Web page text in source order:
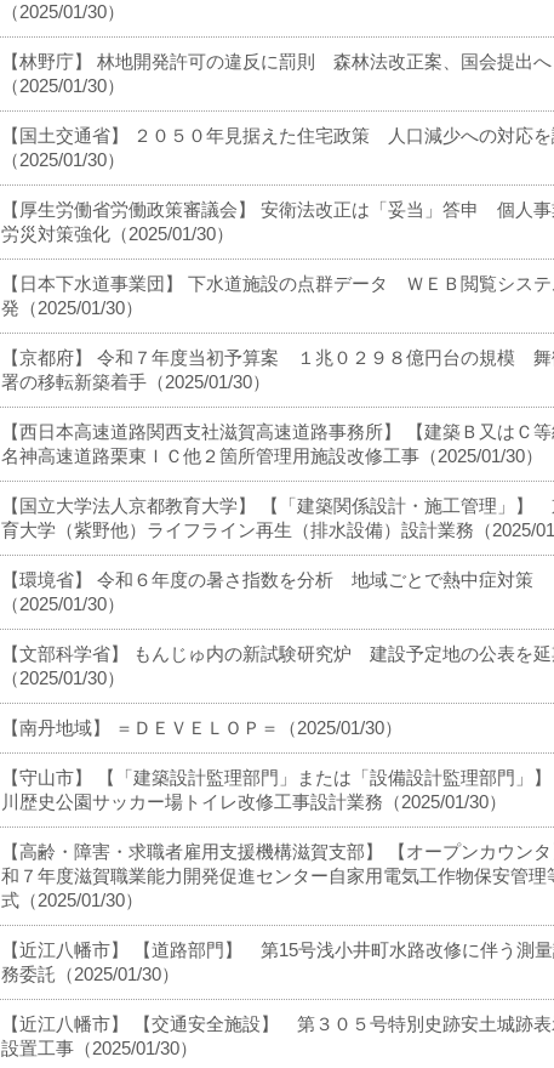
（2025/01/30）
【林野庁】 林地開発許可の違反に罰則 森林法改正案、国会提出へ
（2025/01/30）
【国土交通省】 ２０５０年見据えた住宅政策 人口減少への対応
（2025/01/30）
【厚生労働省労働政策審議会】 安衛法改正は「妥当」答申 個人
労災対策強化（2025/01/30）
【日本下水道事業団】 下水道施設の点群データ ＷＥＢ閲覧シス
発（2025/01/30）
【京都府】 令和７年度当初予算案 １兆０２９８億円台の規模 舞
署の移転新築着手（2025/01/30）
【西日本高速道路関西支社滋賀高速道路事務所】 【建築Ｂ又はＣ
名神高速道路栗東ＩＣ他２箇所管理用施設改修工事（2025/01/30）
【国立大学法人京都教育大学】 【「建築関係設計・施工管理」】
育大学（紫野他）ライフライン再生（排水設備）設計業務（2025/01/
【環境省】 令和６年度の暑さ指数を分析 地域ごとで熱中症対策
（2025/01/30）
【文部科学省】 もんじゅ内の新試験研究炉 建設予定地の公表を延
（2025/01/30）
【南丹地域】 ＝ＤＥＶＥＬＯＰ＝（2025/01/30）
【守山市】 【「建築設計監理部門」または「設備設計監理部門」
川歴史公園サッカー場トイレ改修工事設計業務（2025/01/30）
【高齢・障害・求職者雇用支援機構滋賀支部】 【オープンカウン
和７年度滋賀職業能力開発促進センター自家用電気工作物保安管理
式（2025/01/30）
【近江八幡市】 【道路部門】 第15号浅小井町水路改修に伴う測
務委託（2025/01/30）
【近江八幡市】 【交通安全施設】 第３０５号特別史跡安土城跡表
設置工事（2025/01/30）